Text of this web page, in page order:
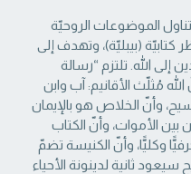
الموضوعات الروحيّة
كتابيّة (بيبليّة)، وتهدف إلى
إلى الله. تلتزم “رسالة
الله مُثلّث الأقانيم: آب وابن
وأنّ الخلاص هو بالإيمان
الأموات، وأنّ الكتاب
وكليًّا، وأنّ الكنيسة تضمّ
ثانية لدينونة الأحياء